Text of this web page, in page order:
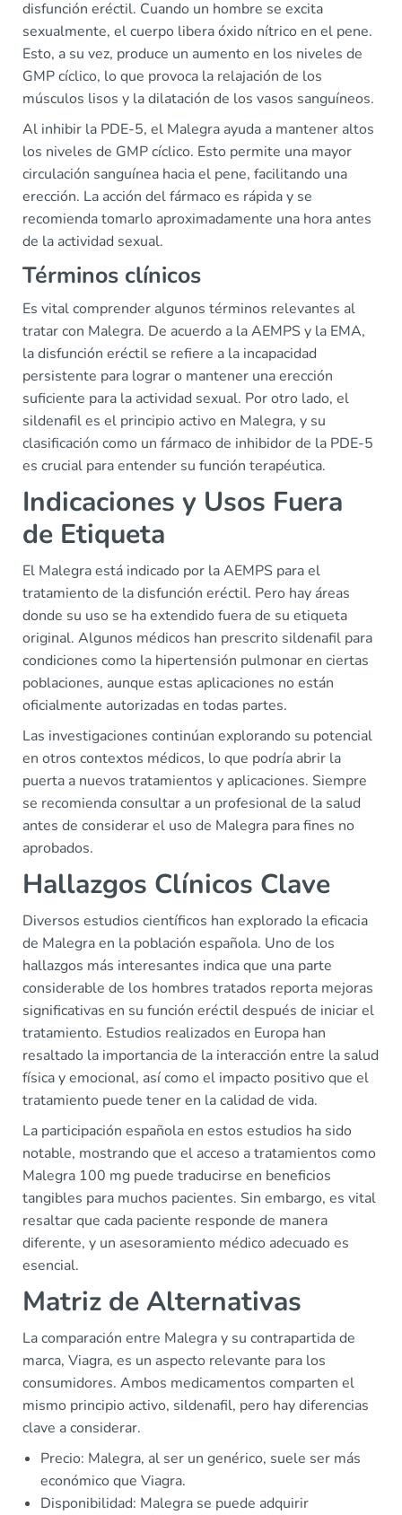
disfunción eréctil. Cuando un hombre se excita
sexualmente, el cuerpo libera óxido nítrico en el pene.
Esto, a su vez, produce un aumento en los niveles de
GMP cíclico, lo que provoca la relajación de los
músculos lisos y la dilatación de los vasos sanguíneos.
Al inhibir la PDE-5, el Malegra ayuda a mantener altos
los niveles de GMP cíclico. Esto permite una mayor
circulación sanguínea hacia el pene, facilitando una
erección. La acción del fármaco es rápida y se
recomienda tomarlo aproximadamente una hora antes
de la actividad sexual.
Términos clínicos
Es vital comprender algunos términos relevantes al
tratar con Malegra. De acuerdo a la AEMPS y la EMA,
la disfunción eréctil se refiere a la incapacidad
persistente para lograr o mantener una erección
suficiente para la actividad sexual. Por otro lado, el
sildenafil es el principio activo en Malegra, y su
clasificación como un fármaco de inhibidor de la PDE-5
es crucial para entender su función terapéutica.
Indicaciones y Usos Fuera
de Etiqueta
El Malegra está indicado por la AEMPS para el
tratamiento de la disfunción eréctil. Pero hay áreas
donde su uso se ha extendido fuera de su etiqueta
original. Algunos médicos han prescrito sildenafil para
condiciones como la hipertensión pulmonar en ciertas
poblaciones, aunque estas aplicaciones no están
oficialmente autorizadas en todas partes.
Las investigaciones continúan explorando su potencial
en otros contextos médicos, lo que podría abrir la
puerta a nuevos tratamientos y aplicaciones. Siempre
se recomienda consultar a un profesional de la salud
antes de considerar el uso de Malegra para fines no
aprobados.
Hallazgos Clínicos Clave
Diversos estudios científicos han explorado la eficacia
de Malegra en la población española. Uno de los
hallazgos más interesantes indica que una parte
considerable de los hombres tratados reporta mejoras
significativas en su función eréctil después de iniciar el
tratamiento. Estudios realizados en Europa han
resaltado la importancia de la interacción entre la salud
física y emocional, así como el impacto positivo que el
tratamiento puede tener en la calidad de vida.
La participación española en estos estudios ha sido
notable, mostrando que el acceso a tratamientos como
Malegra 100 mg puede traducirse en beneficios
tangibles para muchos pacientes. Sin embargo, es vital
resaltar que cada paciente responde de manera
diferente, y un asesoramiento médico adecuado es
esencial.
Matriz de Alternativas
La comparación entre Malegra y su contrapartida de
marca, Viagra, es un aspecto relevante para los
consumidores. Ambos medicamentos comparten el
mismo principio activo, sildenafil, pero hay diferencias
clave a considerar.
Precio: Malegra, al ser un genérico, suele ser más
económico que Viagra.
Disponibilidad: Malegra se puede adquirir